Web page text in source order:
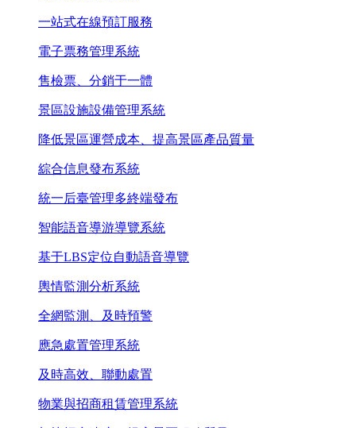
一站式在線預訂服務
電子票務管理系統
售檢票、分銷于一體
景區設施設備管理系統
降低景區運營成本、提高景區產品質量
綜合信息發布系統
統一后臺管理多終端發布
智能語音導游導覽系統
基于LBS定位自動語音導覽
輿情監測分析系統
全網監測、及時預警
應急處置管理系統
及時高效、聯動處置
物業與招商租賃管理系統